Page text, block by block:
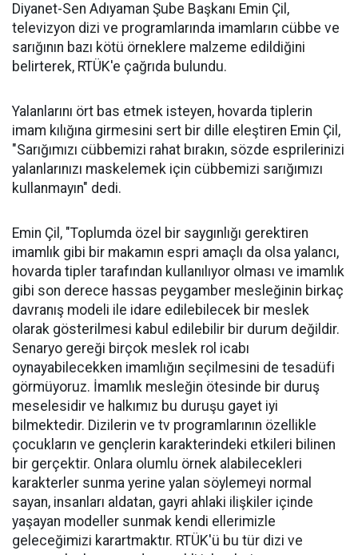
Diyanet-Sen Adıyaman Şube Başkanı Emin Çil,
televizyon dizi ve programlarında imamların cübbe ve
sarığının bazı kötü örneklere malzeme edildiğini
belirterek, RTÜK'e çağrıda bulundu.
Yalanlarını ört bas etmek isteyen, hovarda tiplerin
imam kılığına girmesini sert bir dille eleştiren Emin Çil,
"Sarığımızı cübbemizi rahat bırakın, sözde esprilerinizi
yalanlarınızı maskelemek için cübbemizi sarığımızı
kullanmayın" dedi.
Emin Çil, "Toplumda özel bir saygınlığı gerektiren
imamlık gibi bir makamın espri amaçlı da olsa yalancı,
hovarda tipler tarafından kullanılıyor olması ve imamlık
gibi son derece hassas peygamber mesleğinin birkaç
davranış modeli ile idare edilebilecek bir meslek
olarak gösterilmesi kabul edilebilir bir durum değildir.
Senaryo gereği birçok meslek rol icabı
oynayabilecekken imamlığın seçilmesini de tesadüfi
görmüyoruz. İmamlık mesleğin ötesinde bir duruş
meselesidir ve halkımız bu duruşu gayet iyi
bilmektedir. Dizilerin ve tv programlarının özellikle
çocukların ve gençlerin karakterindeki etkileri bilinen
bir gerçektir. Onlara olumlu örnek alabilecekleri
karakterler sunma yerine yalan söylemeyi normal
sayan, insanları aldatan, gayri ahlaki ilişkiler içinde
yaşayan modeller sunmak kendi ellerimizle
geleceğimizi karartmaktır. RTÜK'ü bu tür dizi ve